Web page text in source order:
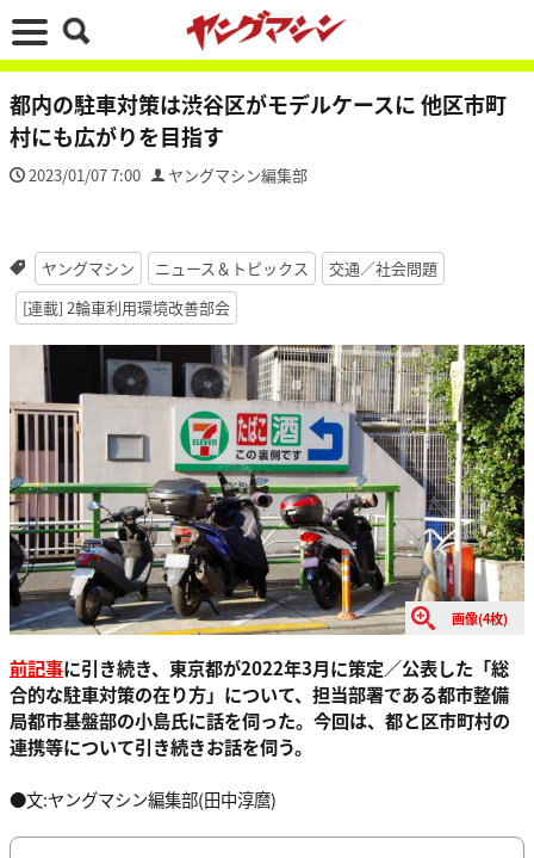
都内の駐車対策は渋谷区がモデルケースに 他区市町
村にも広がりを目指す
2023/01/07 7:00 ヤングマシン編集部
ヤングマシン ニュース＆トピックス
交通／社会問題
[連載] 2輪車利用環境改善部会
画像(4枚)
前記事に引き続き、東京都が2022年3月に策定／公表した「総
合的な駐車対策の在り方」について、担当部署である都市整備
局都市基盤部の小島氏に話を伺った。今回は、都と区市町村の
連携等について引き続きお話を伺う。
●文:ヤングマシン編集部(田中淳麿)